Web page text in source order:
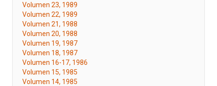
Volumen 23, 1989
Volumen 22, 1989
Volumen 21, 1988
Volumen 20, 1988
Volumen 19, 1987
Volumen 18, 1987
Volumen 16-17, 1986
Volumen 15, 1985
Volumen 14, 1985